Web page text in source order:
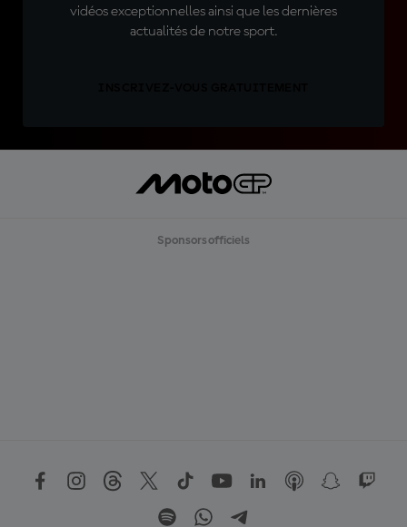
vidéos exceptionnelles ainsi que les dernières
actualités de notre sport.
Sponsors officiels